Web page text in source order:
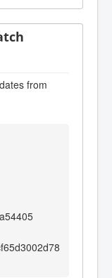
from